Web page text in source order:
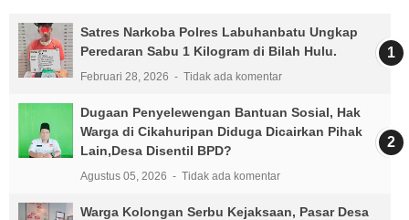
Satres Narkoba Polres Labuhanbatu Ungkap
Peredaran Sabu 1 Kilogram di Bilah Hulu.
Februari 28, 2026 Tidak ada komentar
Dugaan Penyelewengan Bantuan Sosial, Hak
Warga di Cikahuripan Diduga Dicairkan Pihak
Lain,Desa Disentil BPD?
Agustus 05, 2026 Tidak ada komentar
Warga Kolongan Serbu Kejaksaan, Pasar Desa